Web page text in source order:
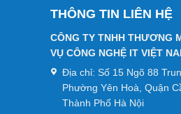
THÔNG TIN LIÊN HỆ
CÔNG TY TNHH THƯƠNG
VỤ CÔNG NGHỆ IT VIỆT
Địa chỉ: Số 15 Ngõ 88
Phường Yên Hoà, Quận
Thành Phố Hà Nội